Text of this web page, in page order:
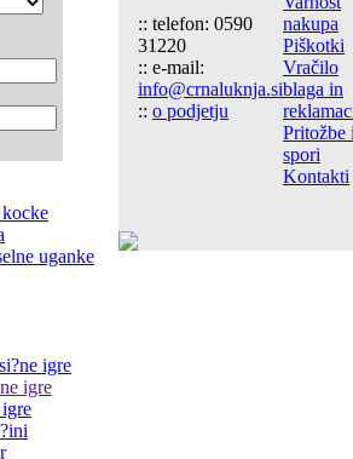
uganke
igre
igre
:: telefon: 0590
31220
:: e-mail:
info@crnaluknja.si
:: o podjetju
nakupa
Piškotki
Vračilo
blaga in
Pritožbe
spori
Kontakti